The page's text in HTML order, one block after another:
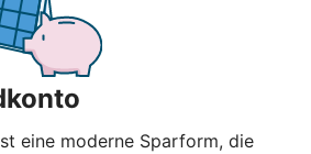
eine moderne Sparform, die